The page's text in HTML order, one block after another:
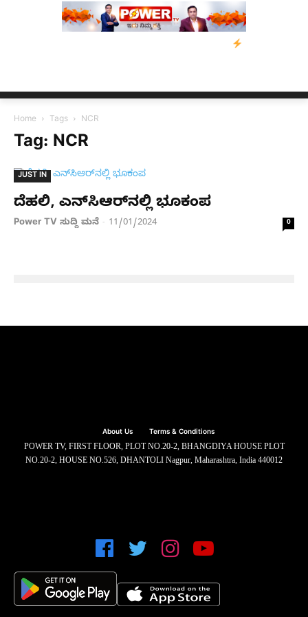
ಬೀರೇನ್ ಸಿಂಗ್
Home Tags NCR
Tag: NCR
JUST IN
ದೆಹಲಿ, ಎನ್​ಸಿಆರ್​ನಲ್ಲಿ ಭೂಕಂಪ
Power TV ಸುದ್ದಿ ಮನೆ - 11/01/2024 0
About Us Terms & Conditions
POWER TV, FIRST FLOOR, PLOT NO.20-2, BHANGDIYA HOUSE PLOT
NO.20-2, HOUSE NO.526, DHANTOLI Nagpur, Maharashtra, India 440012